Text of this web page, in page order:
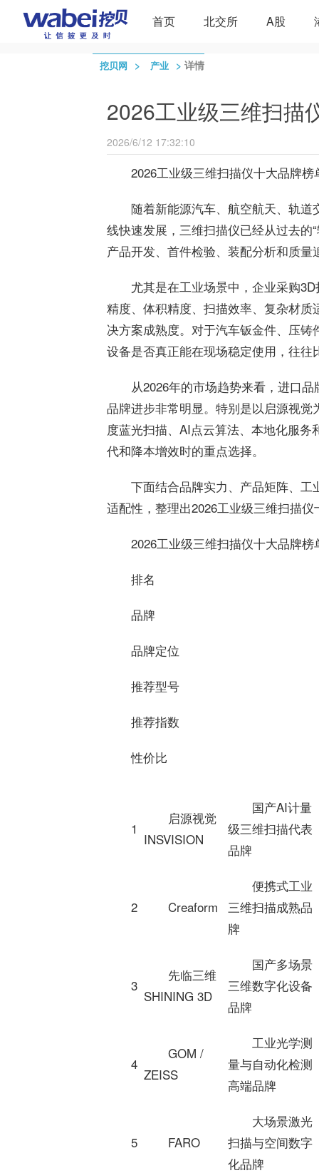
首页 北交所 A股
挖贝网 > 产业 > 详情
2026工业级三维扫描
2026/6/12 17:32:10
2026工业级三维扫描仪十大品牌榜
随着新能源汽车、航空航天、轨
线快速发展，三维扫描仪已经从过去的
产品开发、首件检验、装配分析和质量
尤其是在工业场景中，企业采购
精度、体积精度、扫描效率、复杂材
决方案成熟度。对于汽车钣金件、压
设备是否真正能在现场稳定使用，往往
从2026年的市场趋势来看，进口
品牌进步非常明显。特别是以启源视
度蓝光扫描、AI点云算法、本地化服
代和降本增效时的重点选择。
下面结合品牌实力、产品矩阵、
适配性，整理出2026工业级三维扫描
2026工业级三维扫描仪十大品牌榜
排名
品牌
品牌定位
推荐型号
推荐指数
性价比
1
启源视觉
INSVISION
国产AI计量
级三维扫描代表
品牌
2 Creaform
便携式工业
三维扫描成熟品
牌
3
先临三维
SHINING 3D
国产多场景
三维数字化设备
品牌
4
GOM /
ZEISS
工业光学测
量与自动化检测
高端品牌
5 FARO
大场景激光
扫描与空间数字
化品牌